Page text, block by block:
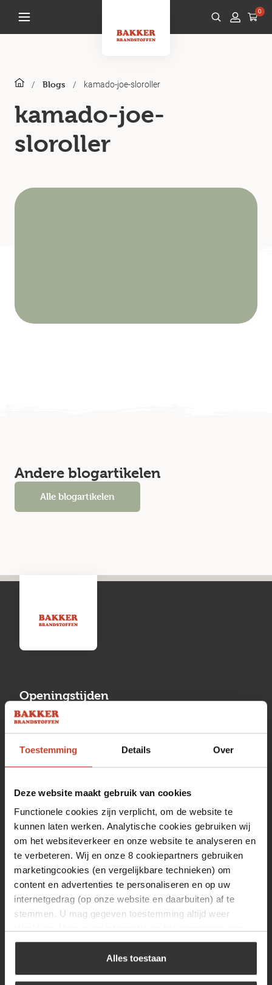
Toestemming Details Over
Deze website maakt gebruik van cookies
Functionele cookies zijn verplicht, om de website te
kunnen laten werken. Analytische cookies gebruiken wij
om het websiteverkeer en onze website te analyseren en
te verbeteren. Wij en onze 8 cookiepartners gebruiken
marketingcookies (en vergelijkbare technieken) om
content en advertenties te personaliseren en op uw
internetgedrag (op onze website en daarbuiten) af te
stemmen. U mag gegeven toestemming altijd weer
uw keuze op onze website verwijzen wij u naar ons
Alles toestaan
0
/ Blogs / kamado-joe-sloroller
kamado-joe-
sloroller
Andere blogartikelen
Alle blogartikelen
Openingstijden
Maandag
13:00 tot 17:00
Dinsdag
08:00 tot 17:00
08:00 tot 17:00
Vrijdag
08:00 tot 17:00
Zaterdag
09:30 tot 12:00
Zondag
Gesloten
Navigatie
BBQ
Kamperen